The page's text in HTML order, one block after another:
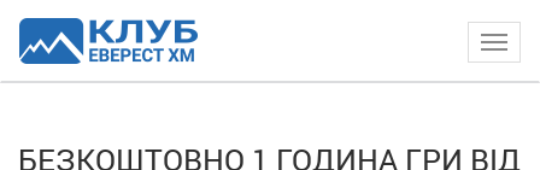
БЕЗКОШТОВНО 1 ГОДИНА ГРИ ВІД